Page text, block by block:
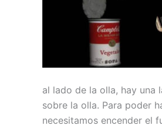
al lado de la olla, hay
sobre la olla. Para poder
necesitamos encender el